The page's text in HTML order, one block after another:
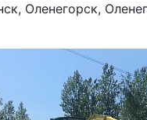
Оленегорск,